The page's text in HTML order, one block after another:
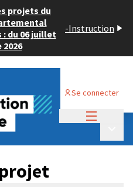
projets du
: du 06 juillet
2026
-Instruction
Se connecter